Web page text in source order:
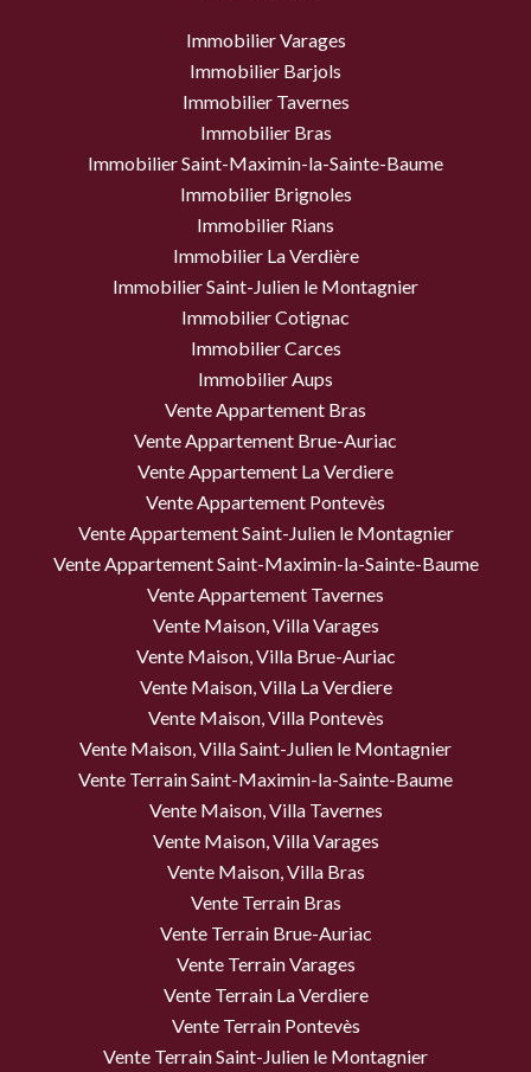
Immobilier Varages
Immobilier Barjols
Immobilier Tavernes
Immobilier Bras
Immobilier Saint-Maximin-la-Sainte-Baume
Immobilier Brignoles
Immobilier Rians
Immobilier La Verdière
Immobilier Saint-Julien le Montagnier
Immobilier Cotignac
Immobilier Carces
Immobilier Aups
Vente Appartement Bras
Vente Appartement Brue-Auriac
Vente Appartement La Verdiere
Vente Appartement Pontevès
Vente Appartement Saint-Julien le Montagnier
Vente Appartement Saint-Maximin-la-Sainte-Baume
Vente Appartement Tavernes
Vente Maison, Villa Varages
Vente Maison, Villa Brue-Auriac
Vente Maison, Villa La Verdiere
Vente Maison, Villa Pontevès
Vente Maison, Villa Saint-Julien le Montagnier
Vente Terrain Saint-Maximin-la-Sainte-Baume
Vente Maison, Villa Tavernes
Vente Maison, Villa Varages
Vente Maison, Villa Bras
Vente Terrain Bras
Vente Terrain Brue-Auriac
Vente Terrain Varages
Vente Terrain La Verdiere
Vente Terrain Pontevès
Vente Terrain Saint-Julien le Montagnier